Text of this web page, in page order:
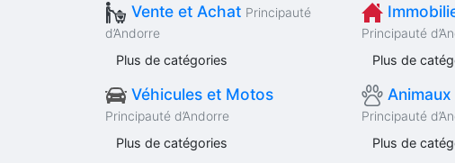
Vente et Achat Principauté
d’Andorre
Plus de catégories
Véhicules et Motos
Principauté d’Andorre
Plus de catégories
Principauté
Plus de
Principauté
Plus de